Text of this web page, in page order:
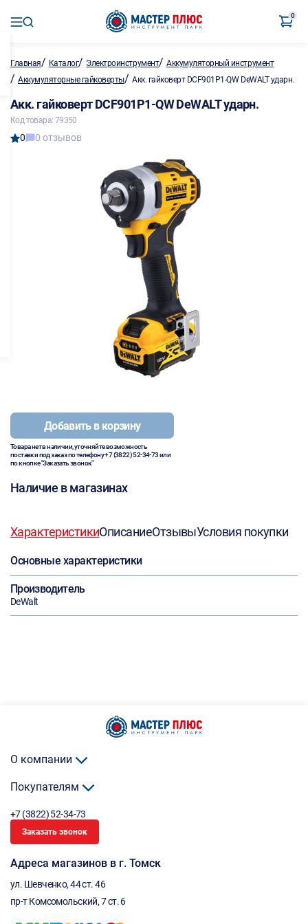
0
Главная/ Каталог/ Электроинструмент/Аккумуляторный инструмент
/ Аккумуляторные гайковерты/ Акк. гайковерт DCF901P1-QW DeWALT ударн.
Акк. гайковерт DCF901P1-QW DeWALT ударн.
Код товара: 79350
0 0 отзывов
Добавить в корзину
Товара нет в наличии, уточняйте возможность
поставки под заказ по телефону+7 (3822) 52-34-73или
по кнопке "Заказать звонок"
Наличие в магазинах
ХарактеристикиОписаниеОтзывыУсловия покупки
Основные характеристики
Производитель
DeWalt
О компании
Покупателям
+7 (3822) 52-34-73
Заказать звонок
Адреса магазинов в г. Томск
ул. Шевченко, 44 ст. 46
пр-т Комсомольский, 7 ст. 6